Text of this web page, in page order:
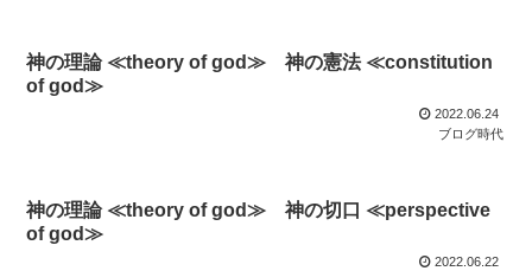
神の理論 ≪theory of god≫ 神の憲法 ≪constitution
of god≫
2022.06.24
ブログ時代
神の理論 ≪theory of god≫ 神の切口 ≪perspective
of god≫
2022.06.22